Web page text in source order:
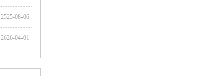
2525-08-06
2626-04-01